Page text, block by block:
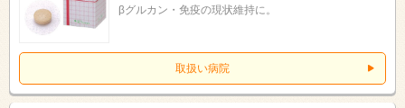
βグルカン・免疫の現状維持に。
取扱い病院